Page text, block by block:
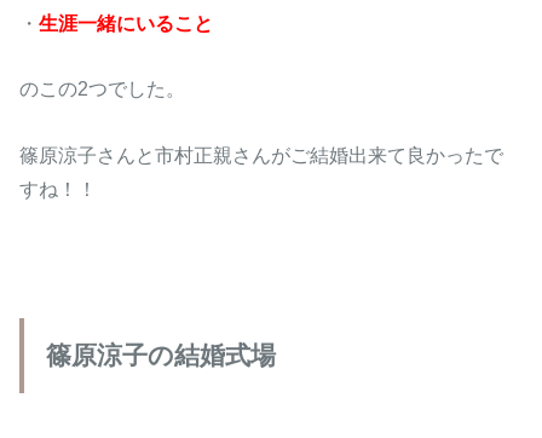
・生涯一緒にいること
のこの2つでした。
篠原涼子さんと市村正親さんがご結婚出来て良かったで
すね！！
篠原涼子の結婚式場